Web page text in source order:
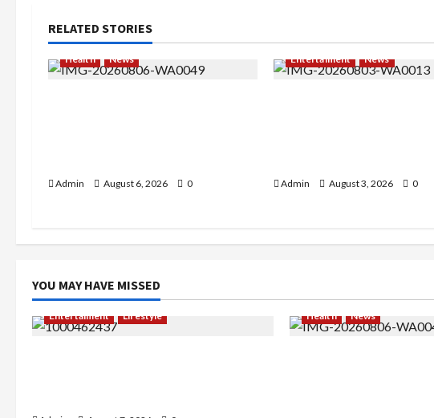
RELATED STORIES
Health News
Admin August 6, 2026 0
Entertaiment News
Admin August 3, 2026 0
YOU MAY HAVE MISSED
Entertaiment Lifestyle Health News